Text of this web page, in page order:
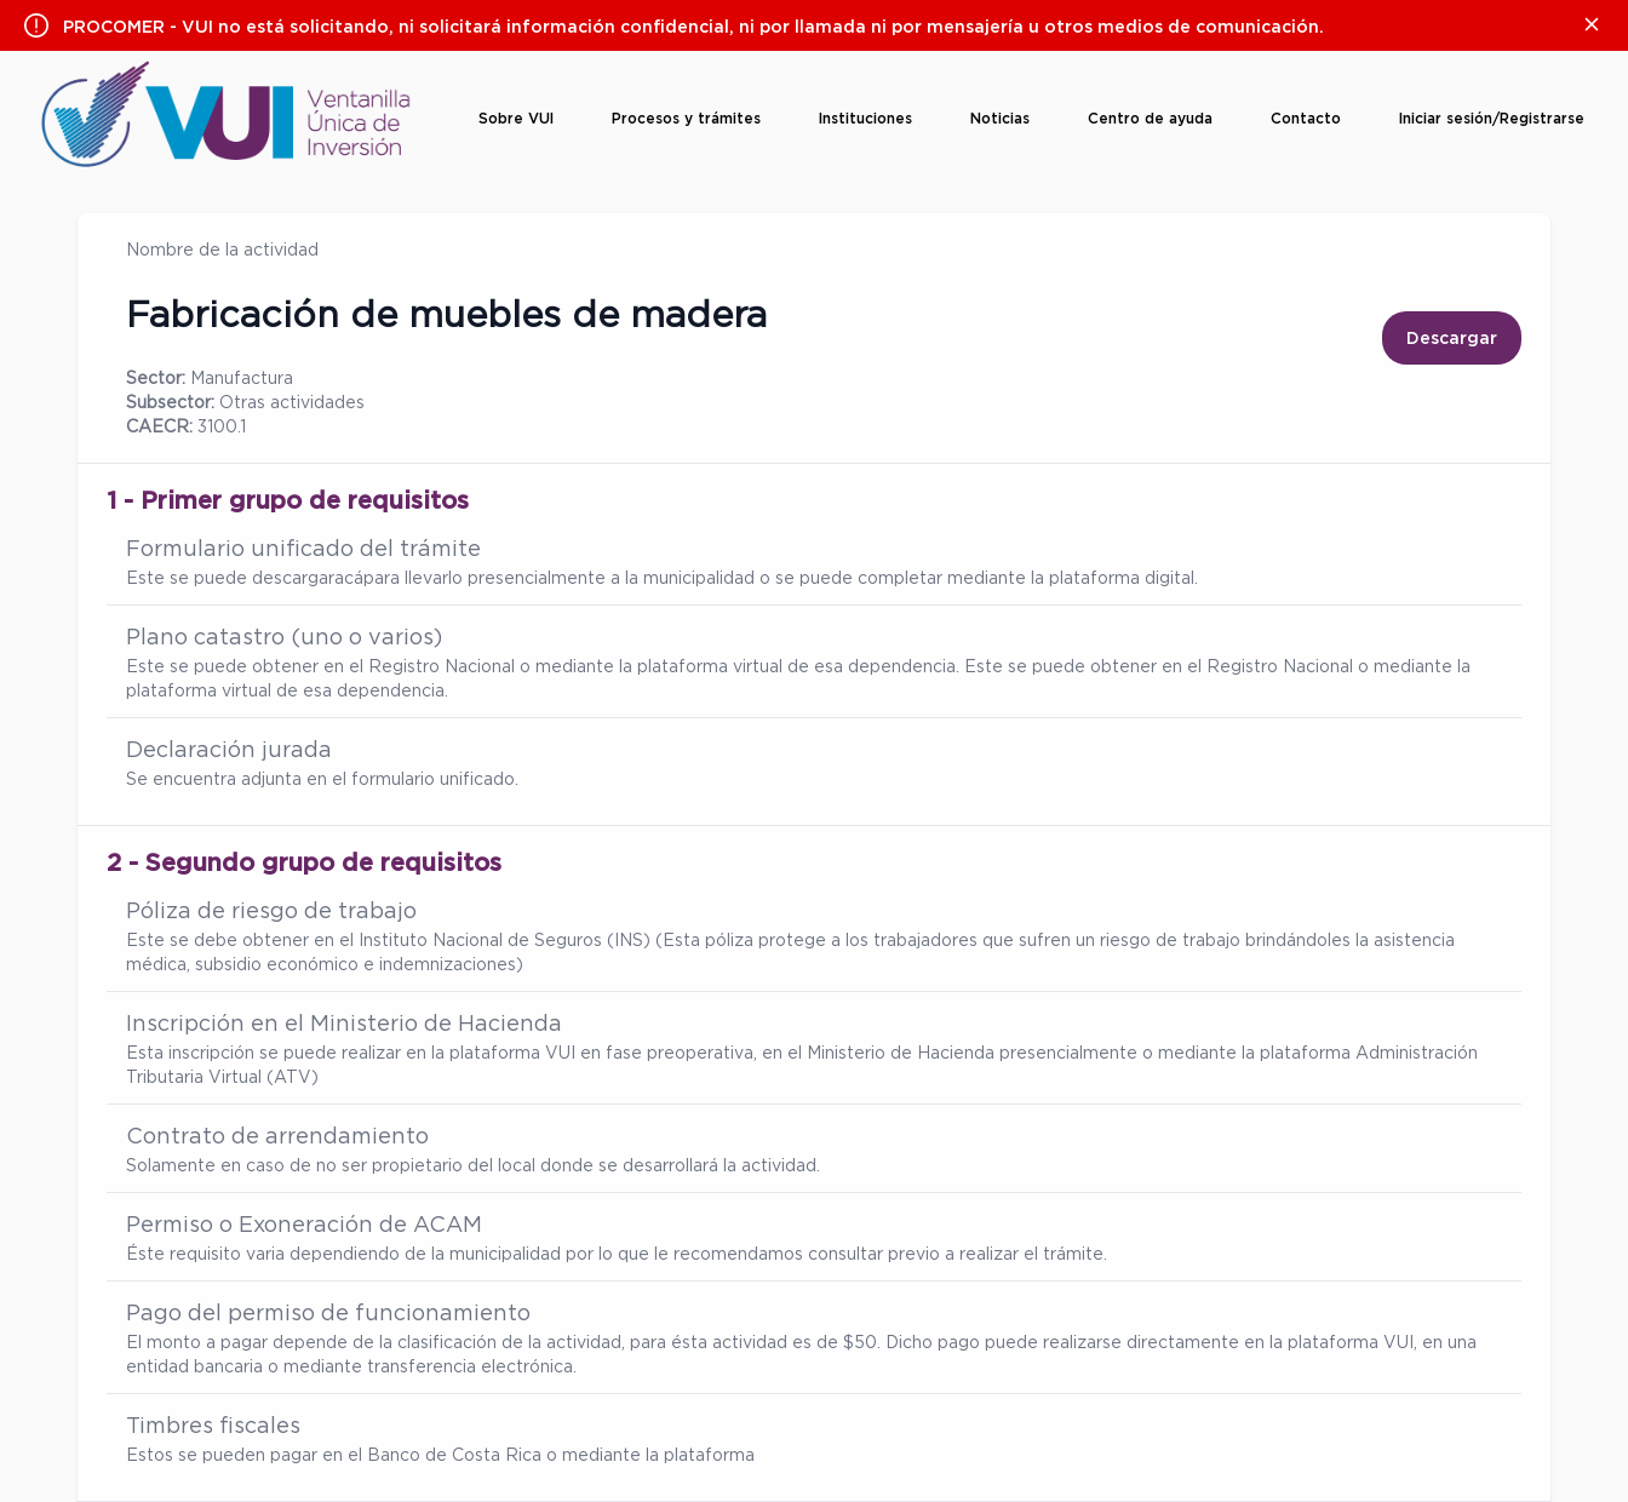
Saltar
PROCOMER - VUI no está solicitando, ni solicitará información confidencial, ni por llamada ni por mensajería u otros medios de comunicación.
Sobre VUI Procesos y trámites Instituciones Noticias Centro de ayuda Contacto Iniciar sesión/Registrarse
Nombre de la actividad
Fabricación de muebles de madera
Sector: Manufactura
Subsector: Otras actividades
CAECR: 3100.1
Descargar
1 - Primer grupo de requisitos
Formulario unificado del trámite
Este se puede descargaracápara llevarlo presencialmente a la municipalidad o se puede completar mediante la plataforma digital.
Plano catastro (uno o varios)
Este se puede obtener en el Registro Nacional o mediante la plataforma virtual de esa dependencia. Este se puede obtener en el Registro Nacional o mediante la
plataforma virtual de esa dependencia.
Declaración jurada
Se encuentra adjunta en el formulario unificado.
2 - Segundo grupo de requisitos
Póliza de riesgo de trabajo
Este se debe obtener en el Instituto Nacional de Seguros (INS) (Esta póliza protege a los trabajadores que sufren un riesgo de trabajo brindándoles la asistencia
médica, subsidio económico e indemnizaciones)
Inscripción en el Ministerio de Hacienda
Esta inscripción se puede realizar en la plataforma VUI en fase preoperativa, en el Ministerio de Hacienda presencialmente o mediante la plataforma Administración
Tributaria Virtual (ATV)
Contrato de arrendamiento
Solamente en caso de no ser propietario del local donde se desarrollará la actividad.
Permiso o Exoneración de ACAM
Éste requisito varia dependiendo de la municipalidad por lo que le recomendamos consultar previo a realizar el trámite.
Pago del permiso de funcionamiento
El monto a pagar depende de la clasificación de la actividad, para ésta actividad es de $50. Dicho pago puede realizarse directamente en la plataforma VUI, en una
entidad bancaria o mediante transferencia electrónica.
Timbres fiscales
Estos se pueden pagar en el Banco de Costa Rica o mediante la plataforma